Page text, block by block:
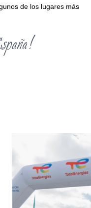
de los lugares más